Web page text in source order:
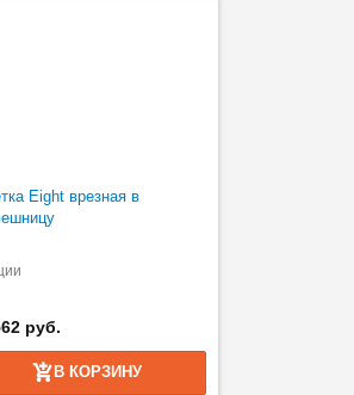
Eight врезная в
руб.
В КОРЗИНУ